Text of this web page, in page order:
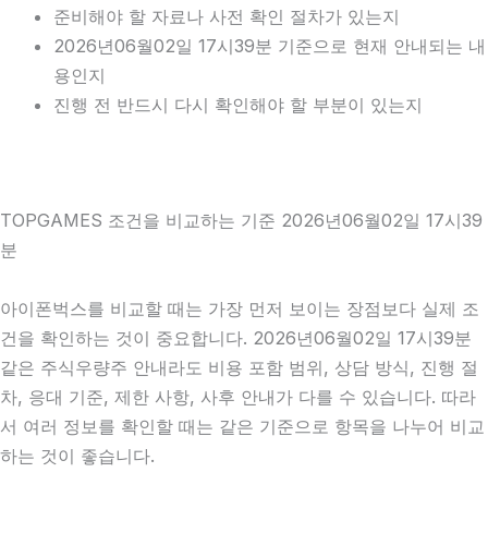
준비해야 할 자료나 사전 확인 절차가 있는지
2026년06월02일 17시39분 기준으로 현재 안내되는 내
용인지
진행 전 반드시 다시 확인해야 할 부분이 있는지
TOPGAMES 조건을 비교하는 기준 2026년06월02일 17시39
분
아이폰벅스를 비교할 때는 가장 먼저 보이는 장점보다 실제 조
건을 확인하는 것이 중요합니다. 2026년06월02일 17시39분
같은 주식우량주 안내라도 비용 포함 범위, 상담 방식, 진행 절
차, 응대 기준, 제한 사항, 사후 안내가 다를 수 있습니다. 따라
서 여러 정보를 확인할 때는 같은 기준으로 항목을 나누어 비교
하는 것이 좋습니다.